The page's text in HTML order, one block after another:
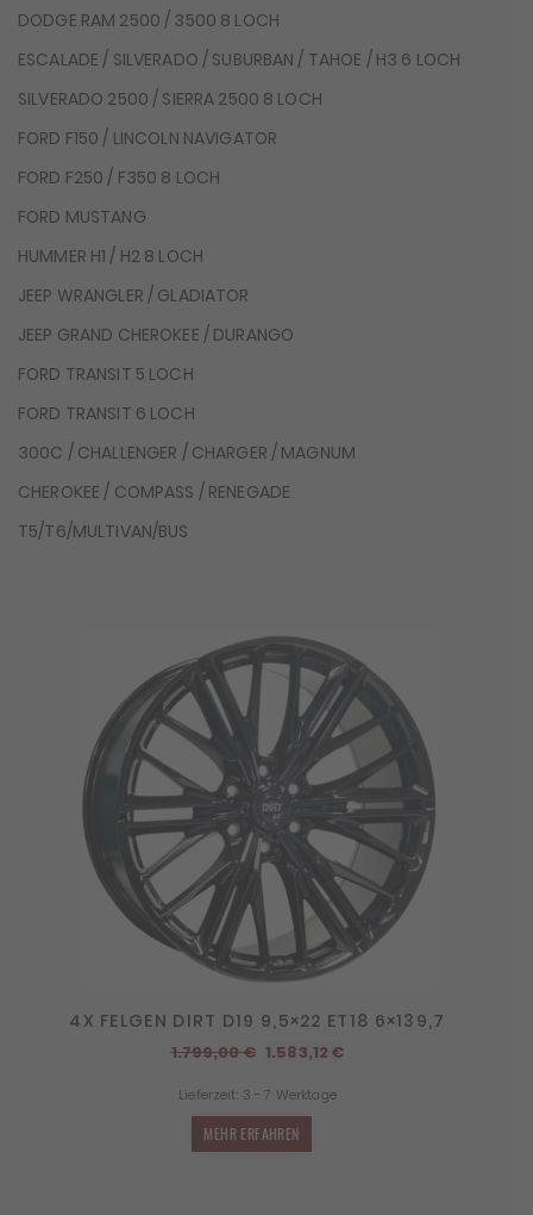
DODGE RAM 2500 / 3500 8 LOCH
ESCALADE / SILVERADO / SUBURBAN / TAHOE / H3 6 LOCH
SILVERADO 2500 / SIERRA 2500 8 LOCH
FORD F150 / LINCOLN NAVIGATOR
FORD F250 / F350 8 LOCH
FORD MUSTANG
HUMMER H1 / H2 8 LOCH
JEEP WRANGLER / GLADIATOR
JEEP GRAND CHEROKEE / DURANGO
FORD TRANSIT 5 LOCH
FORD TRANSIT 6 LOCH
300C / CHALLENGER / CHARGER / MAGNUM
CHEROKEE / COMPASS / RENEGADE
T5/T6/MULTIVAN/BUS
4X FELGEN DIRT D19 9,5×22 ET18 6×139,7
1.799,00€ Ursprünglicher
war:
1.799,00 €
1.583,12€Aktueller
Lieferzeit: 3 - 7 Werktage
MEHR ERFAHREN